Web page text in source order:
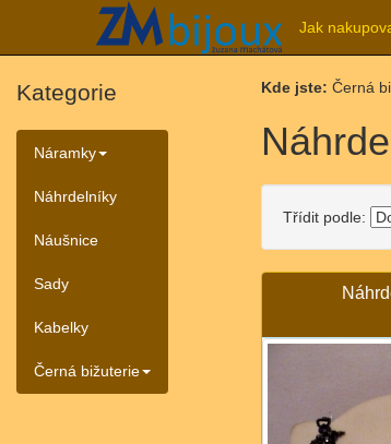
Jak
Kategorie
Náramky
Náhrdelníky
Náušnice
Sady
Kabelky
Černá bižuterie
Kde jste: Černá
Třídit podle: